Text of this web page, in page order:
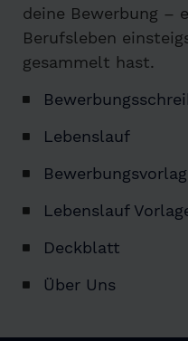
deine Bewerbung –
Berufsleben
gesammelt hast.
Lebenslauf
Lebenslauf
Deckblatt
Über Uns